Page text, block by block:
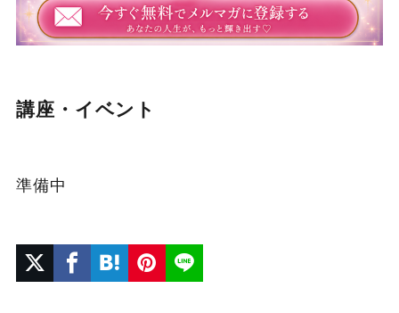
講座・イベント
準備中